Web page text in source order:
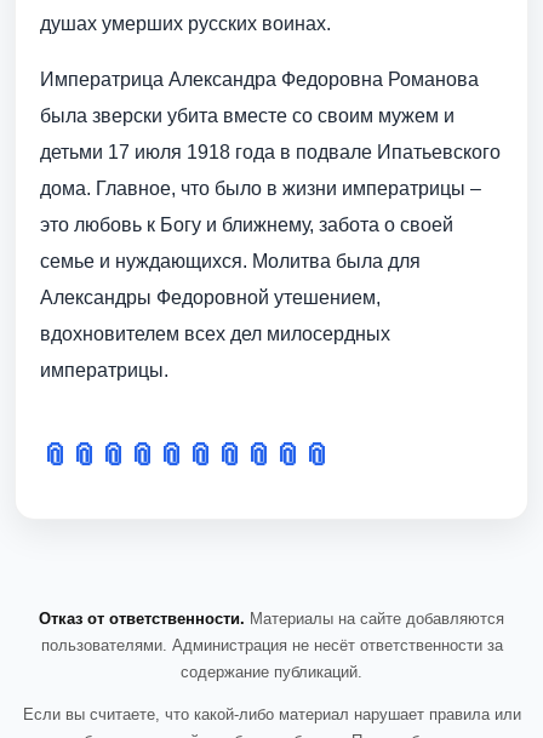
душах умерших русских воинах.
Императрица Александра Федоровна Романова
была зверски убита вместе со своим мужем и
детьми 17 июля 1918 года в подвале Ипатьевского
дома. Главное, что было в жизни императрицы –
это любовь к Богу и ближнему, забота о своей
семье и нуждающихся. Молитва была для
Александры Федоровной утешением,
вдохновителем всех дел милосердных
императрицы.
📎 📎 📎 📎 📎 📎 📎 📎 📎 📎
Отказ от ответственности. Материалы на сайте добавляются
пользователями. Администрация не несёт ответственности за
содержание публикаций.
Если вы считаете, что какой-либо материал нарушает правила или